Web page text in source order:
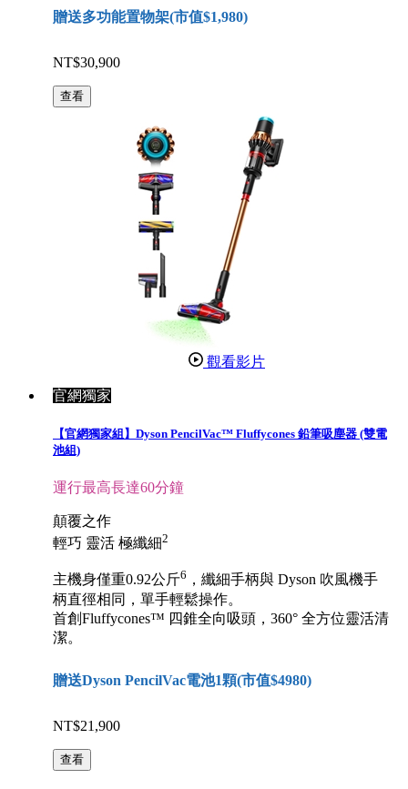
贈送多功能置物架(市值$1,980)
NT$30,900
查看
觀看影片
官網獨家
【官網獨家組】Dyson PencilVac™ Fluffycones 鉛筆吸塵器 (雙電
池組)
運行最高長達60分鐘
顛覆之作
輕巧 靈活 極纖細2
主機身僅重0.92公斤6 ，纖細手柄與 Dyson 吹風機手
柄直徑相同，單手輕鬆操作。
首創Fluffycones™ 四錐全向吸頭，360° 全方位靈活清
潔。
贈送Dyson PencilVac電池1顆(市值$4980)
NT$21,900
查看